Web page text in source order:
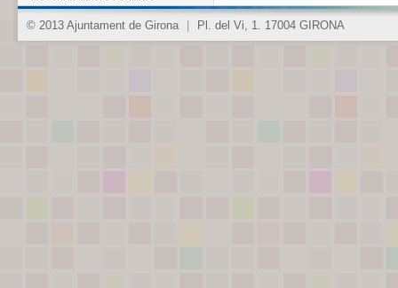
© 2013 Ajuntament de Girona Pl. del Vi, 1. 17004 GIRONA